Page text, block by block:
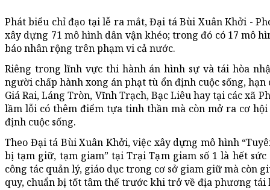
Phát biểu chỉ đạo tại lễ ra mắt, Đại tá Bùi Xuân Khởi -
xây dựng 71 mô hình dân vận khéo; trong đó có 17 mô
báo nhân rộng trên phạm vi cả nước.
Riêng trong lĩnh vực thi hành án hình sự và tái hòa
người chấp hành xong án phạt tù ổn định cuộc sống,
Giá Rai, Láng Tròn, Vĩnh Trạch, Bạc Liêu hay tại các
lầm lỗi có thêm điểm tựa tinh thần mà còn mở ra cơ
định cuộc sống.
Theo Đại tá Bùi Xuân Khởi, việc xây dựng mô hình
bị tạm giữ, tạm giam” tại Trại Tạm giam số 1 là hết
công tác quản lý, giáo dục trong cơ sở giam giữ mà còn
quy, chuẩn bị tốt tâm thế trước khi trở về địa phương tái